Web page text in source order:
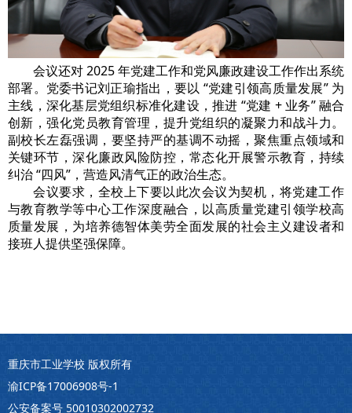
会议还对 2025 年党建工作和党风廉政建设工作作出系统
部署。党委书记刘正瑜指出，要以 “党建引领高质量发展” 为
主线，深化基层党组织标准化建设，推进 “党建 + 业务” 融合
创新，强化党员教育管理，提升党组织的凝聚力和战斗力。
副校长左磊强调，要坚持严的基调不动摇，聚焦重点领域和
关键环节，深化廉政风险防控，常态化开展警示教育，持续
纠治 “四风”，营造风清气正的政治生态。
会议要求，全校上下要以此次会议为契机，将党建工作
与教育教学等中心工作深度融合，以高质量党建引领学校高
质量发展，为培养德智体美劳全面发展的社会主义建设者和
接班人提供坚强保障。
重庆市工业学校 版权所有
渝ICP备17006908号-1
公安备案号 50010302002732